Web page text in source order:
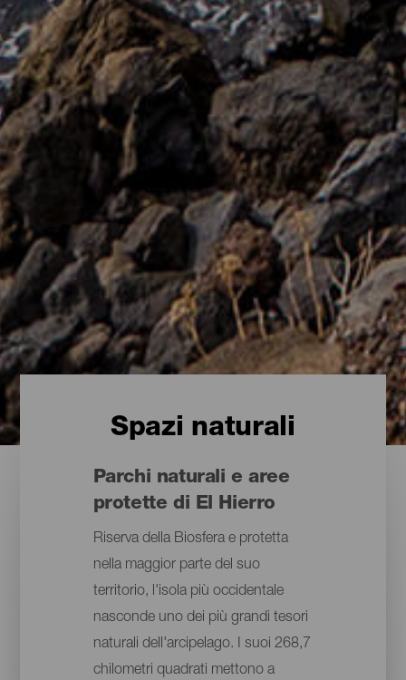
Spazi naturali
Parchi naturali e aree
protette di El Hierro
Riserva della Biosfera e protetta
nella maggior parte del suo
territorio, l'isola più occidentale
nasconde uno dei più grandi tesori
naturali dell'arcipelago. I suoi 268,7
chilometri quadrati mettono a